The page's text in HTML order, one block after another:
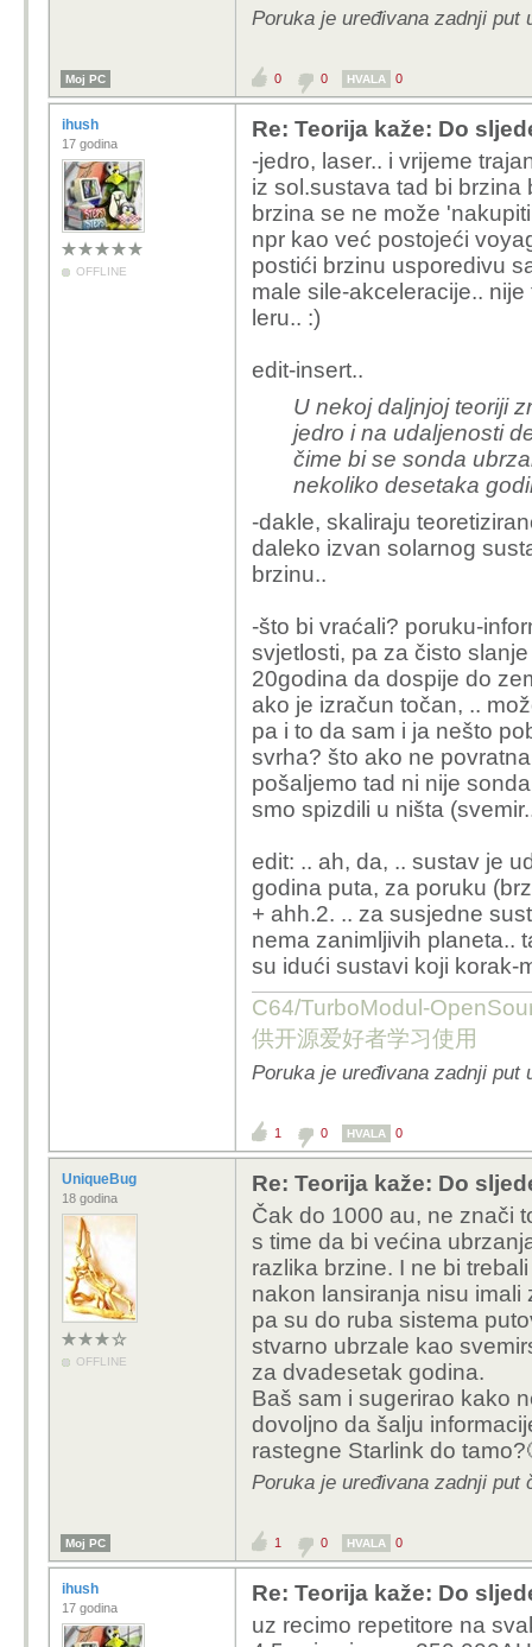
Poruka je uređivana zadnji put
Moj PC 0 0 HVALA 0
ihush
17 godina
OFFLINE
Re: Teorija kaže: Do
-jedro, laser.. i vrijeme
iz sol.sustava tad bi brzina
brzina se ne može
npr kao već postojeći
postići brzinu usporedivu
male sile-akceleracije..
leru.. :)
edit-insert..
U nekoj daljnjoj teoriji
jedro i na udaljenosti
čime bi se sonda
nekoliko desetaka
-dakle, skaliraju
daleko izvan solarnog
brzinu..
-što bi vraćali? poruku-
svjetlosti, pa za čisto
20godina da dospije do
ako je izračun točan, ..
pa i to da sam i ja nešto
svrha? što ako ne
pošaljemo tad ni nije
smo spizdili u ništa
edit: .. ah, da, .. sustav je
godina puta, za poruku
+ ahh.2. .. za susjedne
nema zanimljivih planeta..
su idući sustavi koji korak-
C64/TurboModul-
供开源爱好者学习使用
Poruka je uređivana zadnji put
1 0 HVALA 0
UniqueBug
18 godina
OFFLINE
Re: Teorija kaže: Do
Čak do 1000 au, ne znači
s time da bi većina
razlika brzine. I ne bi
nakon lansiranja nisu
pa su do ruba sistema
stvarno ubrzale kao
za dvadesetak godina.
Baš sam i sugerirao kako
dovoljno da šalju
rastegne Starlink do
Poruka je uređivana zadnji put
Moj PC 1 0 HVALA 0
ihush
17 godina
Re: Teorija kaže: Do
uz recimo repetitore na